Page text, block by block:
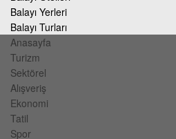
Balayı Yerleri
Balayı Turları
Anasayfa
Turizm
Sektörel
Alışveriş
Ekonomi
Tatil
Spor